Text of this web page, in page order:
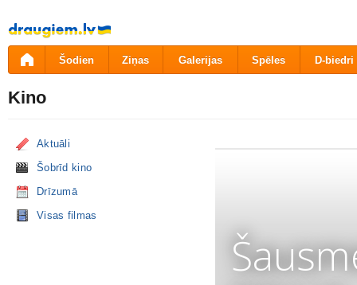
Pāriet
uz
saturu
Šodien Ziņas Galerijas Spēles D-biedri
Kino
Aktuāli
Šobrīd kino
Drīzumā
Visas filmas